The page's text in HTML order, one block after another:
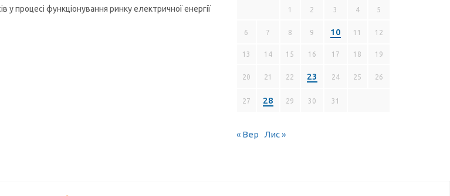
у процесі функціонування ринку електричної енергії
1 2 3 4 5
6 7 8 9 10 11 12
13 14 15 16 17 18 19
20 21 22 23 24 25 26
27 28 29 30 31
« Вер Лис »